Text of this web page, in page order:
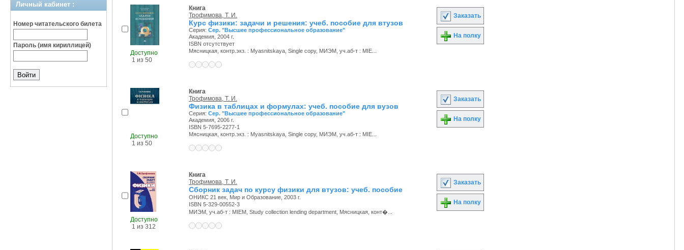
Личный кабинет :
Номер читательского билета
Пароль (имя кириллицей)
Доступно
1 из 50
Книга
Трофимова, Т. И.
Курс физики: задачи и решения: учеб. пособие для втузов
Серия: Сер. "Высшее профессиональное образование"
Академия, 2004 г.
ISBN отсутствует
Мясницкая, контр.экз. : Myasnitskaya, Single copy, МИЭМ, уч.аб-т : MIE...
Заказать
На полку
Доступно
1 из 50
Книга
Трофимова, Т. И.
Физика в таблицах и формулах: учеб. пособие для вузов
Серия: Сер. "Высшее профессиональное образование"
Академия, 2006 г.
ISBN 5-7695-2277-1
Мясницкая, контр.экз. : Myasnitskaya, Single copy, МИЭМ, уч.аб-т : MIE...
Заказать
На полку
Доступно
1 из 312
Книга
Трофимова, Т. И.
Сборник задач по курсу физики для втузов: учеб. пособие
ОНИКС 21 век, Мир и Образование, 2003 г.
ISBN 5-329-00552-3
МИЭМ, уч.аб-т : MIEM, Study collection lending department, Мясницкая, конт�...
Заказать
На полку